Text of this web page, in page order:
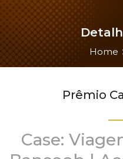
Home
Prêmio
Case: